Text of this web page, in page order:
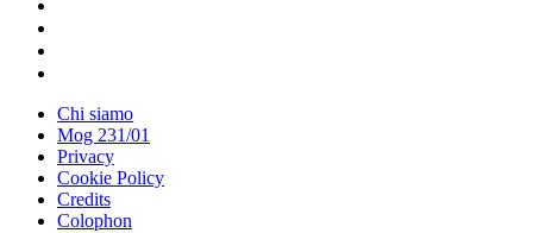
Chi siamo
Mog 231/01
Privacy
Cookie Policy
Credits
Colophon